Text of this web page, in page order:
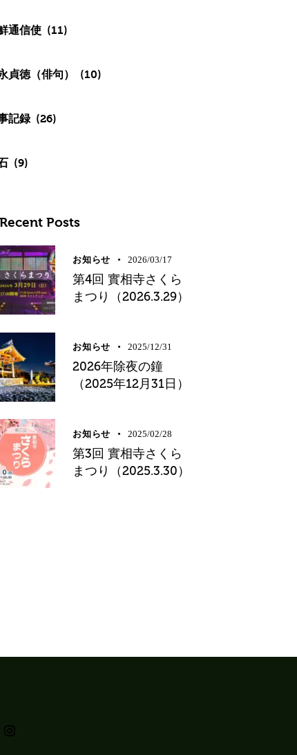
通信使 (11)
貞徳（俳句） (10)
記録 (26)
(9)
Posts
お知らせ 2026/03/17
第4回 實相寺さくら
まつり（2026.3.29）
お知らせ 2025/12/31
2026年除夜の鐘
（2025年12月31日）
お知らせ 2025/02/28
第3回 實相寺さくら
まつり（2025.3.30）